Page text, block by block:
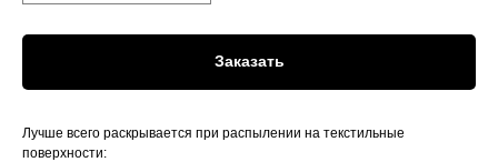
Заказать
Лучше всего раскрывается при распылении на текстильные
поверхности: